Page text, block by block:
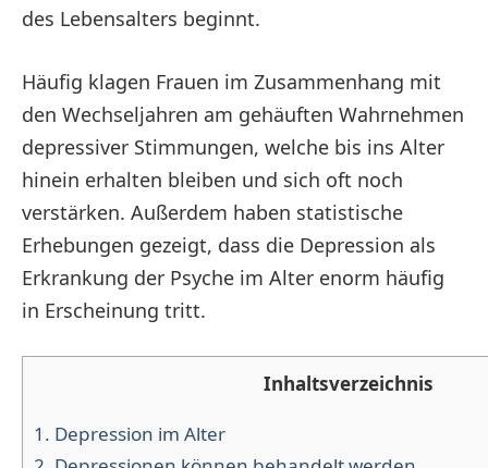
des Lebensalters beginnt.
Häufig klagen Frauen im Zusammenhang mit
den Wechseljahren am gehäuften Wahrnehmen
depressiver Stimmungen, welche bis ins Alter
hinein erhalten bleiben und sich oft noch
verstärken. Außerdem haben statistische
Erhebungen gezeigt, dass die Depression als
Erkrankung der Psyche im Alter enorm häufig
in Erscheinung tritt.
Inhaltsverzeichnis
1. Depression im Alter